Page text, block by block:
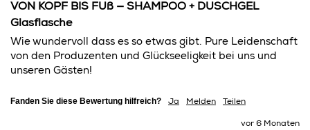
VON KOPF BIS FUß — SHAMPOO + DUSCHGEL
Glasflasche
Wie wundervoll dass es so etwas gibt. Pure Leidenschaft
von den Produzenten und Glückseeligkeit bei uns und
unseren Gästen!
Fanden Sie diese Bewertung hilfreich? Ja Melden Teilen
vor 6 Monaten